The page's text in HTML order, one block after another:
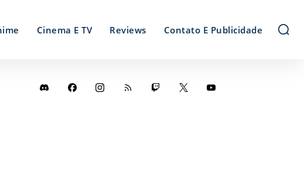
Cinema E TV Reviews Contato E Publicidade